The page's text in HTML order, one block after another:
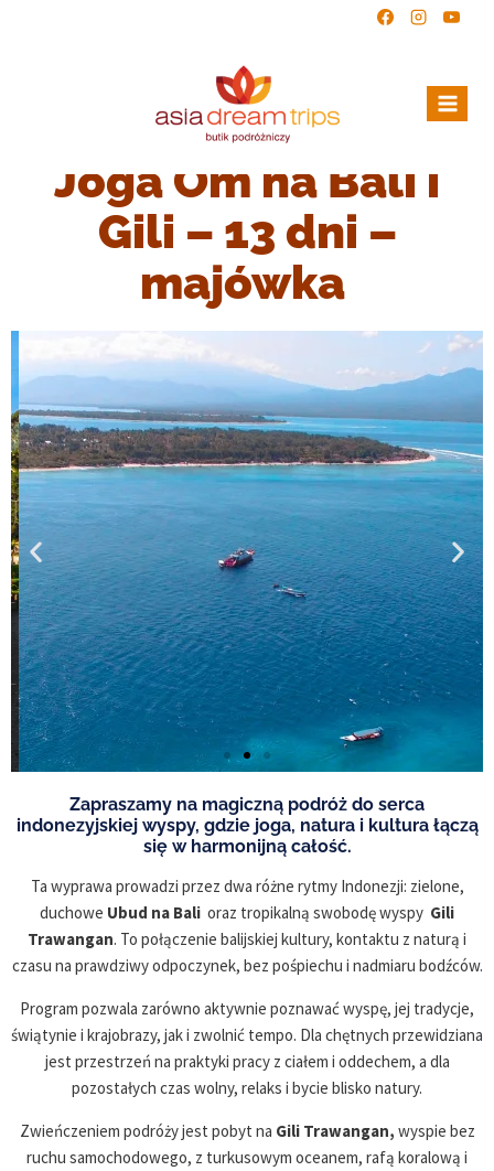
Joga Om na Bali i
Gili – 13 dni –
majówka
Zapraszamy na magiczną podróż do serca
indonezyjskiej wyspy, gdzie joga, natura i kultura łączą
się w harmonijną całość.
Ta wyprawa prowadzi przez dwa różne rytmy Indonezji: zielone,
duchowe Ubud na Bali oraz tropikalną swobodę wyspy Gili
Trawangan. To połączenie balijskiej kultury, kontaktu z naturą i
czasu na prawdziwy odpoczynek, bez pośpiechu i nadmiaru bodźców.
Program pozwala zarówno aktywnie poznawać wyspę, jej tradycje,
świątynie i krajobrazy, jak i zwolnić tempo. Dla chętnych przewidziana
jest przestrzeń na praktyki pracy z ciałem i oddechem, a dla
pozostałych czas wolny, relaks i bycie blisko natury.
Zwieńczeniem podróży jest pobyt na Gili Trawangan, wyspie bez
ruchu samochodowego, z turkusowym oceanem, rafą koralową i